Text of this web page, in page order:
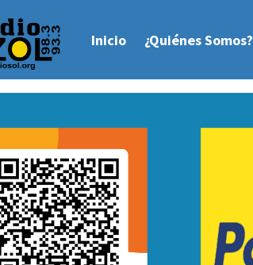
Inicio ¿Quiénes Somos?